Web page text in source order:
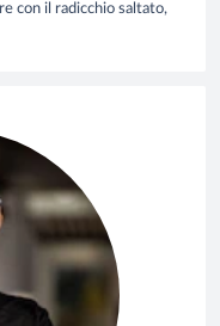
con il radicchio saltato,